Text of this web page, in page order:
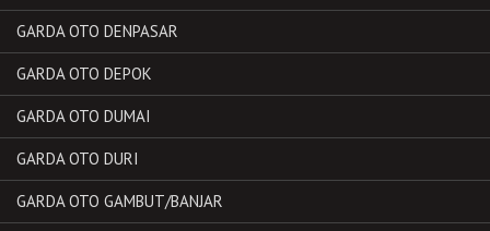
GARDA OTO DENPASAR
GARDA OTO DEPOK
GARDA OTO DUMAI
GARDA OTO DURI
GARDA OTO GAMBUT/BANJAR